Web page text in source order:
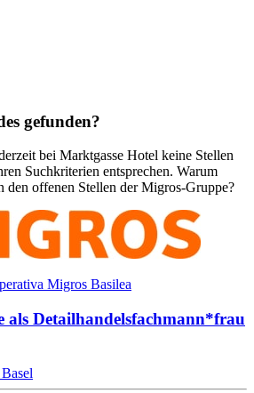
gefunden?
bei Marktgasse Hotel keine Stellen
Suchkriterien entsprechen. Warum
den offenen Stellen der Migros-Gruppe?
Migros Basilea
als Detailhandels­fach­mann*​frau